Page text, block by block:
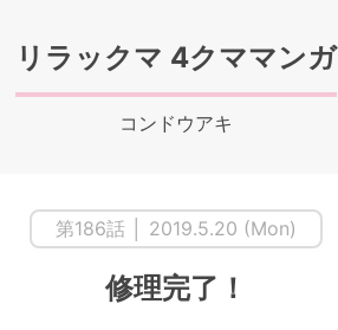
リラックマ 4クママンガ
コンドウアキ
第186話 │ 2019.5.20 (Mon)
修理完了！